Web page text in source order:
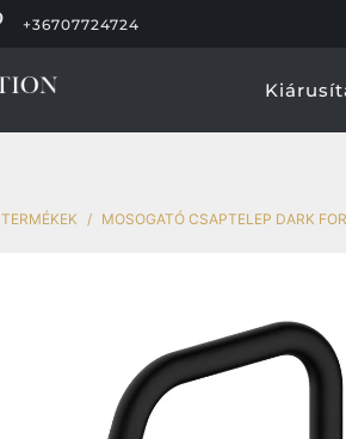
+36707724724
TERMÉKEK / MOSOGATÓ CSAPTELEP DARK